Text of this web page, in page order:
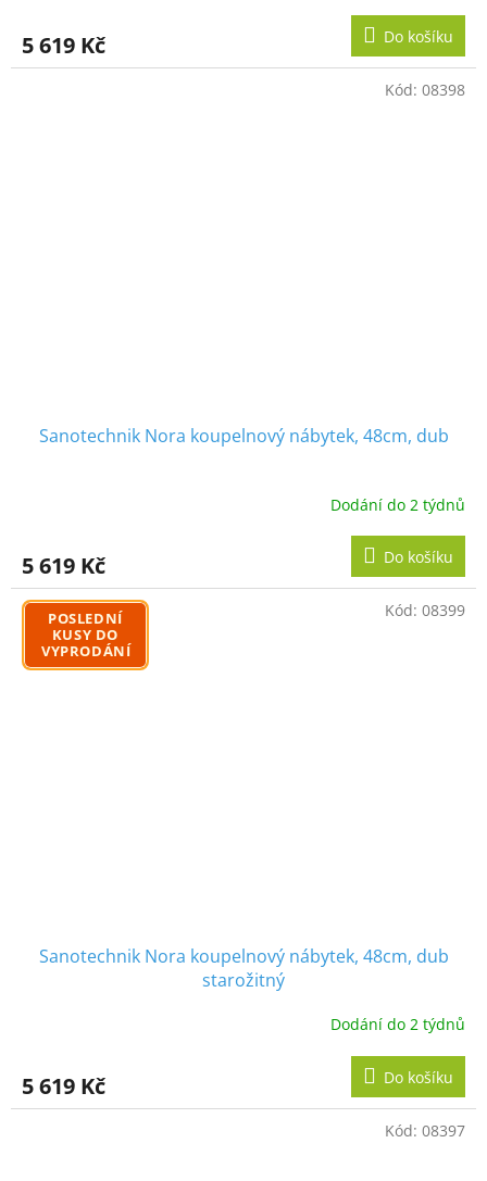
5 619 Kč Do košíku
Sanotechnik Nora koupelnový nábytek, 48cm, dub
Dodání do 2 týdnů
5 619 Kč Do košíku
Kód: 08398
POSLEDNÍ
KUSY DO
VYPRODÁNÍ
Sanotechnik Nora koupelnový nábytek, 48cm, dub
starožitný
Dodání do 2 týdnů
5 619 Kč Do košíku
Kód: 08399
Kód: 08397